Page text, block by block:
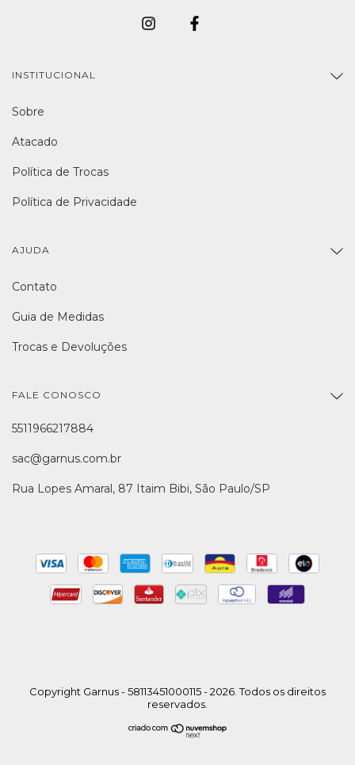
INSTITUCIONAL
Sobre
Atacado
Política de Trocas
Política de Privacidade
AJUDA
Contato
Guia de Medidas
Trocas e Devoluções
FALE CONOSCO
5511966217884
sac@garnus.com.br
Rua Lopes Amaral, 87 Itaim Bibi, São Paulo/SP
Copyright Garnus - 58113451000115 - 2026. Todos os direitos
reservados.